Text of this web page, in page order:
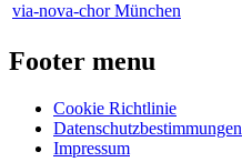
via-nova-chor München
Footer menu
Cookie Richtlinie
Datenschutzbestimmungen
Impressum